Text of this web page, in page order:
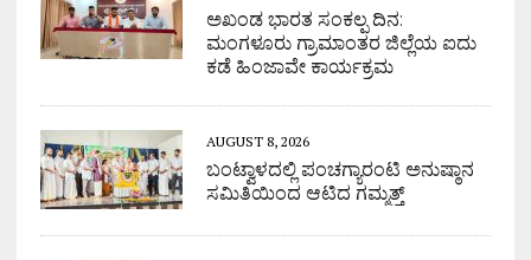
ಅಖಂಡ ಭಾರತ ಸಂಕಲ್ಪ ದಿನ:
ಮಂಗಳೂರು ಗ್ರಾಮಾಂತರ ಜಿಲ್ಲೆಯ ಐದು
ಕಡೆ ಹಿಂಜಾವೇ ಕಾರ್ಯಕ್ರಮ
AUGUST 8, 2026
ಬಂಟ್ವಾಳದಲ್ಲಿ ಪಂಚಗ್ಯಾರಂಟಿ ಅನುಷ್ಠಾನ
ಸಮಿತಿಯಿಂದ ಆಟಿದ ಗಮ್ಮತ್ತ್